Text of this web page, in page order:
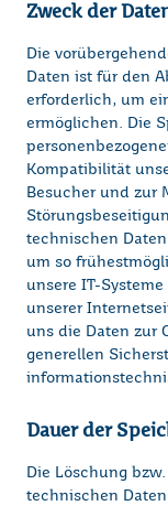
Zweck der
Die
Daten ist für den
erforderlich, um
ermöglichen. Die
Kompatibilität
Besucher und zur
technischen
um so
unsere IT-
unserer
uns die Daten zur
generellen
Dauer der
Die Löschung
technischen